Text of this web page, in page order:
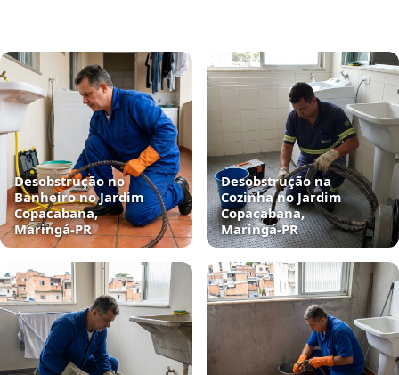
Desobstrução no
Banheiro no Jardim
Copacabana,
Maringá‑PR
Desobstrução na
Cozinha no Jardim
Copacabana,
Maringá‑PR